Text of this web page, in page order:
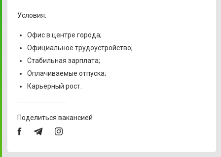
Условия:
Офис в центре города;
Официальное трудоустройство;
Стабильная зарплата;
Оплачиваемые отпуска;
Карьерный рост.
Поделиться вакансией